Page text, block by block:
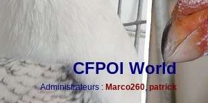
CFPOI World
Administrateurs : Marco260, patrick